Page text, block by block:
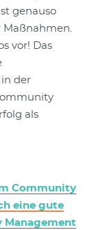
genauso
vor! Das
der
als
Community
eine gute
Management